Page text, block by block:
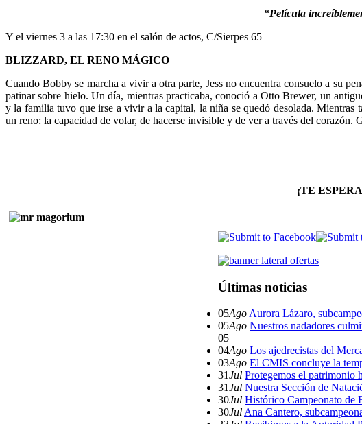
“Película
Y el viernes 3 a las 17:30 en el salón de actos, C/Sierpes 65
BLIZZARD, EL RENO MÁGICO
Cuando Bobby se marcha a vivir a otra parte, Jess no encuentra consuelo a su
patinar sobre hielo. Un día, mientras practicaba, conoció a Otto Brewer, un
y la familia tuvo que irse a vivir a la capital, la niña se quedó desolada. Mientras
un reno: la capacidad de volar, de hacerse invisible y de ver a través del
¡TE
Últimas noticias
05Ago Aurora Lázaro,
05Ago Nuestros nadadores
05
04Ago Los ajedrecistas del
03Ago El CMIS concluye la
31Jul Protegemos el patrimonio
31Jul Nuestra Sección de
30Jul Histórico Campeonato de
30Jul Ana Cantero,